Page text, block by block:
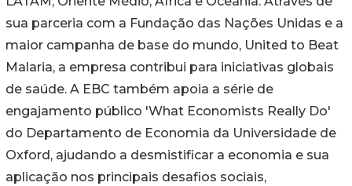
sua parceria com a Fundação das Nações Unidas e a
maior campanha de base do mundo, United to Beat
Malaria, a empresa contribui para iniciativas globais
de saúde. A EBC também apoia a série de
engajamento público 'What Economists Really Do'
do Departamento de Economia da Universidade de
Oxford, ajudando a desmistificar a economia e sua
aplicação nos principais desafios sociais,